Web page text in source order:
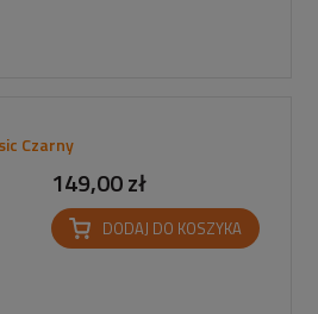
Czarny
149,00 zł
DODAJ DO KOSZYKA